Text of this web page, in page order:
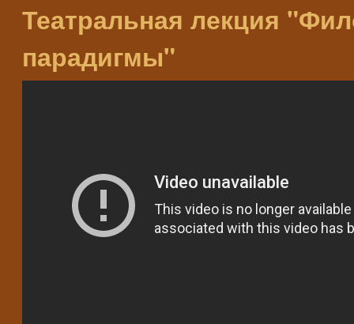
Театральная лекция
парадигмы"